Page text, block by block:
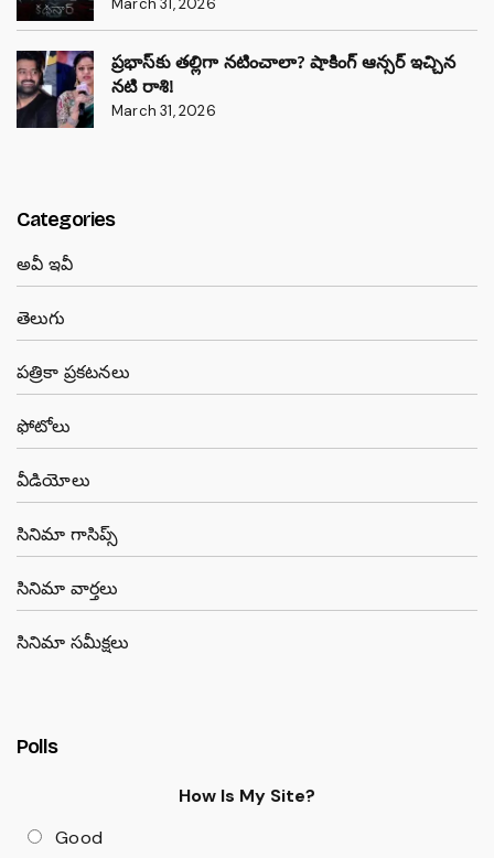
March 31, 2026
ప్రభాస్‌కు తల్లిగా నటించాలా? షాకింగ్ ఆన్సర్ ఇచ్చిన
నటి రాశి!
March 31, 2026
Categories
అవీ ఇవీ
తెలుగు
పత్రికా ప్రకటనలు
ఫోటోలు
వీడియోలు
సినిమా గాసిప్స్
సినిమా వార్తలు
సినిమా సమీక్షలు
Polls
How Is My Site?
Good